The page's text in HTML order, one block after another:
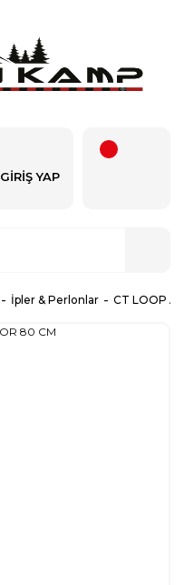
GIRIŞ YAP
İpler & Perlonlar CT LOOP